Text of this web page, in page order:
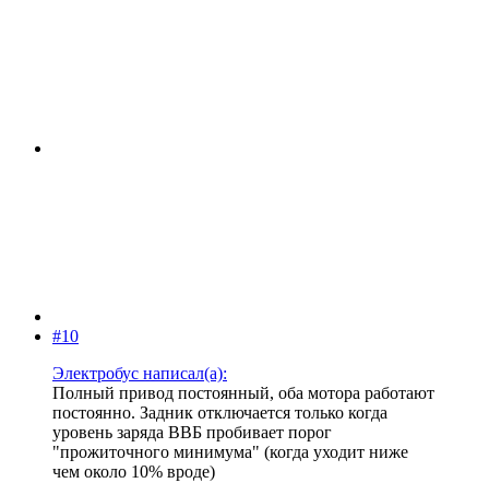
#10
Электробус написал(а):
Полный привод постоянный, оба мотора работают
постоянно. Задник отключается только когда
уровень заряда ВВБ пробивает порог
"прожиточного минимума" (когда уходит ниже
чем около 10% вроде)